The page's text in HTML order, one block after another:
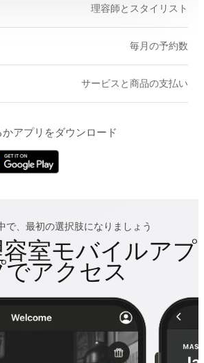
理容師とスタイリスト
毎月の予約数
サービスと商品の支払い
アプリをダウンロード
で、最初の選択肢になりましょう
室モバイルア
アクセス